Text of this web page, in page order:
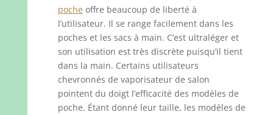
poche offre beaucoup de liberté à
l’utilisateur. Il se range facilement dans les
poches et les sacs à main. C’est ultraléger et
son utilisation est très discrète puisqu’il tient
dans la main. Certains utilisateurs
chevronnés de vaporisateur de salon
pointent du doigt l’efficacité des modèles de
poche. Étant donné leur taille, les modèles de